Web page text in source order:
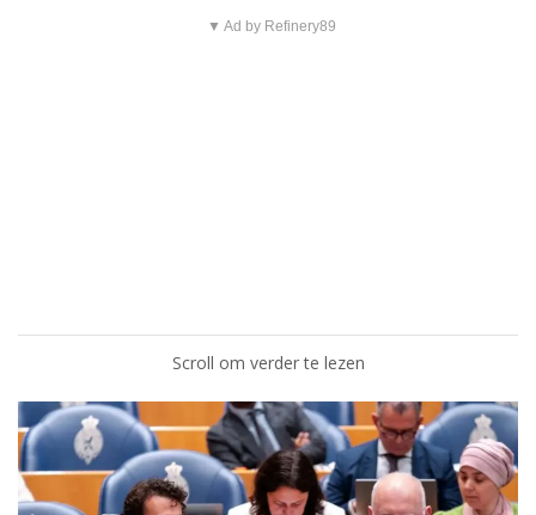
▼ Ad by Refinery89
Scroll om verder te lezen